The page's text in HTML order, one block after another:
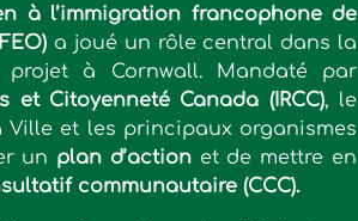
à l’immigration francophone de
a joué un rôle central dans la
à Cornwall. Mandaté par
et Citoyenneté Canada (IRCC), le
Ville et les principaux organismes
un plan d’actionet de mettre en
communautaire (CCC).